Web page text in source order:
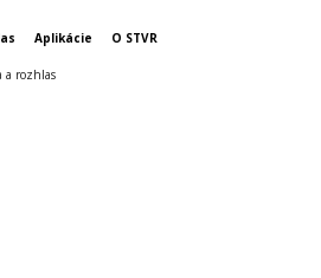
Aplikácie O STVR
a rozhlas